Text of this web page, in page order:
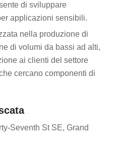
di sviluppare
applicazioni sensibili.
nella produzione di
di volumi da bassi ad alti,
ai clienti del settore
cercano componenti di
Seventh St SE, Grand